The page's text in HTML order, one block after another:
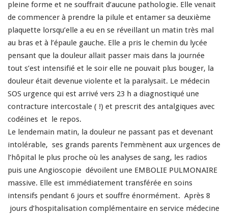
pleine forme et ne souffrait d’aucune pathologie. Elle venait
de commencer à prendre la pilule et entamer sa deuxième
plaquette lorsqu’elle a eu en se réveillant un matin très mal
au bras et à l’épaule gauche. Elle a pris le chemin du lycée
pensant que la douleur allait passer mais dans la journée
tout s’est intensifié et le soir elle ne pouvait plus bouger, la
douleur était devenue violente et la paralysait. Le médecin
SOS urgence qui est arrivé vers 23 h a diagnostiqué une
contracture intercostale ( !) et prescrit des antalgiques avec
codéines et le repos.
Le lendemain matin, la douleur ne passant pas et devenant
intolérable, ses grands parents l’emmènent aux urgences de
l’hôpital le plus proche où les analyses de sang, les radios
puis une Angioscopie dévoilent une EMBOLIE PULMONAIRE
massive. Elle est immédiatement transférée en soins
intensifs pendant 6 jours et souffre énormément. Après 8
jours d’hospitalisation complémentaire en service médecine